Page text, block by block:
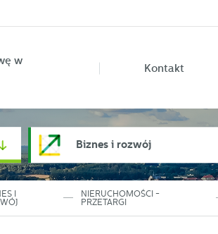
w
Kontakt
Biznes i rozwój
I
NIERUCHOMOŚCI -
PRZETARGI